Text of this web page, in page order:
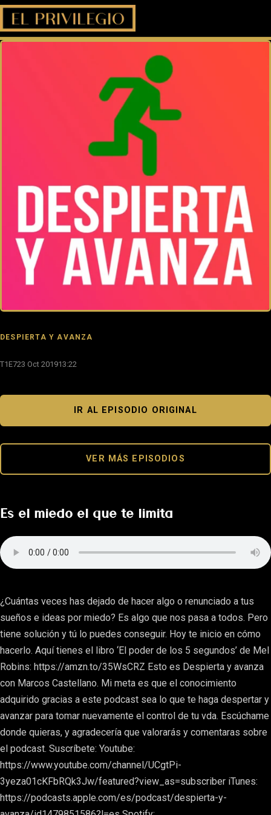
DESPIERTA Y AVANZA
T1E723 Oct 201913:22
IR AL EPISODIO ORIGINAL
VER MÁS EPISODIOS
Es el miedo el que te limita
¿Cuántas veces has dejado de hacer algo o renunciado a tus
sueños e ideas por miedo? Es algo que nos pasa a todos. Pero
tiene solución y tú lo puedes conseguir. Hoy te inicio en cómo
hacerlo. Aquí tienes el libro ‘El poder de los 5 segundos’ de Mel
Robins: https://amzn.to/35WsCRZ Esto es Despierta y avanza
con Marcos Castellano. Mi meta es que el conocimiento
adquirido gracias a este podcast sea lo que te haga despertar y
avanzar para tomar nuevamente el control de tu vda. Escúchame
donde quieras, y agradecería que valorarás y comentaras sobre
el podcast. Suscríbete: Youtube:
https://www.youtube.com/channel/UCgtPi-
3yeza01cKFbRQk3Jw/featured?view_as=subscriber iTunes:
https://podcasts.apple.com/es/podcast/despierta-y-